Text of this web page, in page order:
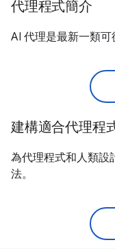
代理程式簡介
AI 代理是最新一類可
建構適合代理程
為代理程式和人類設
法。